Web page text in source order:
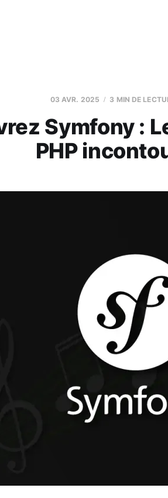
03 AVR. 2025 3 MIN DE
Symfony :
PHP